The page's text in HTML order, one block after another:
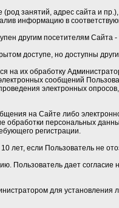
занятий, адрес сайта и
информацию в
другим посетителям
доступе, но доступны
их обработку
сообщений
электронных
на Сайте либо
персональных
регистрации.
если Пользователь не
дает согласие
для установления